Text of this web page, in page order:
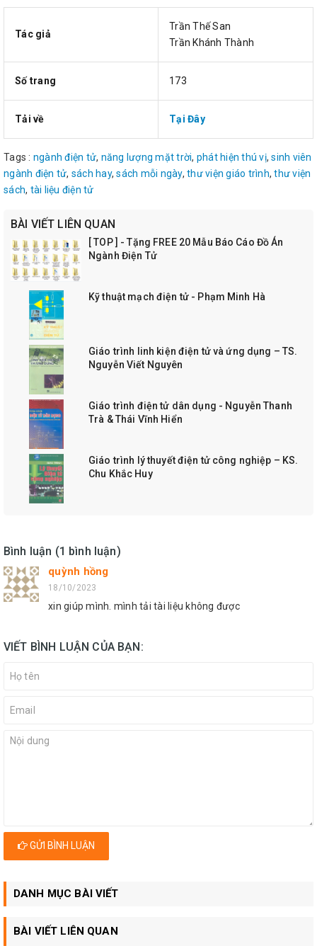
Tác giả
Trần Thế San
Trần Khánh Thành
Số trang 173
Tải về Tại Đây
Tags : ngành điện tử, năng lượng mặt trời, phát hiện thú vị,sinh viên
ngành điện tử, sách hay,sách mỗi ngày, thư viện giáo trình,thư viện
sách, tài liệu điện tử
BÀI VIẾT LIÊN QUAN
[ TOP ] - Tặng FREE 20 Mẫu Báo Cáo Đồ Án
Ngành Điện Tử
Kỹ thuật mạch điện tử - Phạm Minh Hà
Giáo trình linh kiện điện tử và ứng dụng – TS.
Nguyễn Viết Nguyên
Giáo trình điện tử dân dụng - Nguyễn Thanh
Trà & Thái Vĩnh Hiển
Giáo trình lý thuyết điện tử công nghiệp – KS.
Chu Khắc Huy
Bình luận (1 bình luận)
quỳnh hồng
18/10/2023
xin giúp mình. mình tải tài liệu không được
VIẾT BÌNH LUẬN CỦA BẠN:
GỬI BÌNH LUẬN
DANH MỤC BÀI VIẾT
BÀI VIẾT LIÊN QUAN